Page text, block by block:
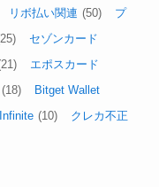
リボ払い関連 (50)
プ
セゾンカード
エポスカード
(18)
Bitget Wallet
(10)
クレカ不正